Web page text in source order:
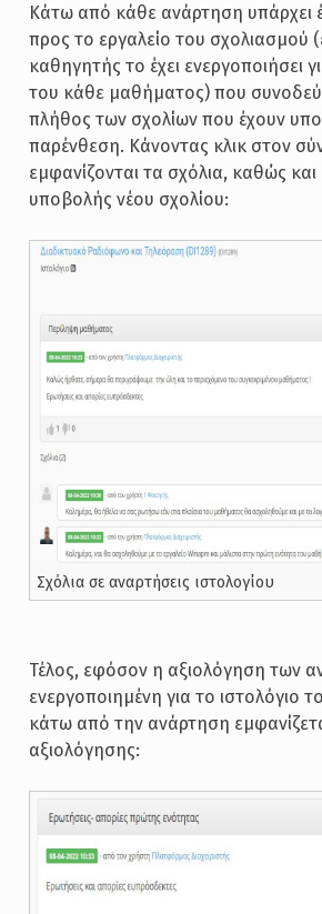
Κάτω από κάθε ανάρτηση υπάρχει
προς το εργαλείο του σχολιασμού
καθηγητής το έχει ενεργοποιήσει
του κάθε μαθήματος) που
πλήθος των σχολίων που έχουν
παρένθεση. Κάνοντας κλικ στον
εμφανίζονται τα σχόλια, καθώς
υποβολής νέου σχολίου:
Σχόλια σε αναρτήσεις ιστολογίου
Τέλος, εφόσον η αξιολόγηση των
ενεργοποιημένη για το ιστολόγιο
κάτω από την ανάρτηση
αξιολόγησης: